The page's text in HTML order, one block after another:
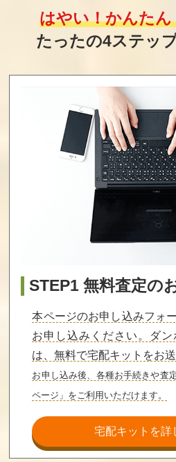
10,000 10,000
10,000
買取価格
10,000
ターミネーター2 パズロット
買取価格
10,000
買取価格
10,000
買取価
10,000
キャッ党忍伝て
やんでえ
買取価格
9,500
へべれけ
買取価格
9,000
はやい！かんた
たったの4ステッ
STEP1 無料査定の
本ページのお申し込みフォ
お申し込みください。ダ
は、無料で宅配キットをお
お申し込み後、各種お手続きや査
ページ」をご利用いただけます。
宅配キットを詳